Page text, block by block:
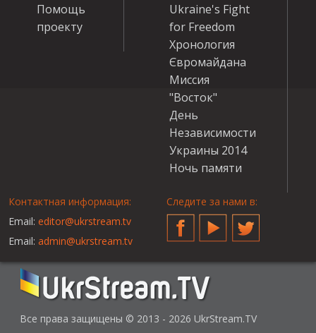
Помощь
проекту
Ukraine's Fight
for Freedom
Хронология
Євромайдана
Миссия
"Восток"
День
Независимости
Украины 2014
Ночь памяти
Контактная информация:
Email: editor@ukrstream.tv
Email: admin@ukrstream.tv
Следите за нами в:
FacebookYouTubeTwitter
Все права защищены © 2013 - 2026 UkrStream.TV